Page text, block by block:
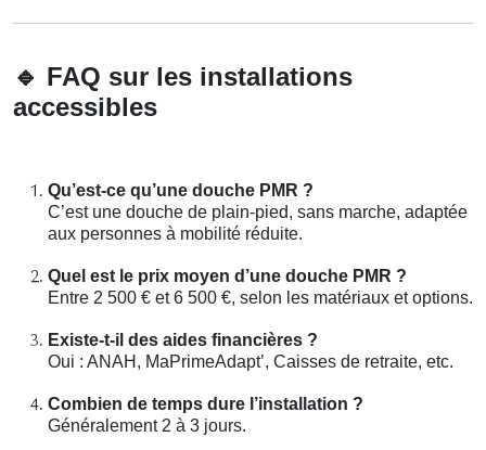
🔹 FAQ sur les installations
accessibles
Qu’est-ce qu’une douche PMR ?
C’est une douche de plain-pied, sans marche, adaptée
aux personnes à mobilité réduite.
Quel est le prix moyen d’une douche PMR ?
Entre 2 500 € et 6 500 €, selon les matériaux et options.
Existe-t-il des aides financières ?
Oui : ANAH, MaPrimeAdapt’, Caisses de retraite, etc.
Combien de temps dure l’installation ?
Généralement 2 à 3 jours.